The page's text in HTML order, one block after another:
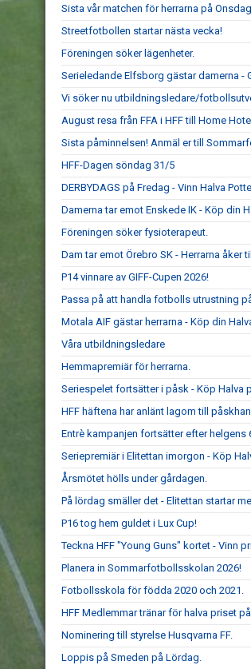
Sista vår matchen för herrarna på
Streetfotbollen startar nästa vecka!
Föreningen söker lägenheter.
Serieledande Elfsborg gästar damerna -
Vi söker nu utbildningsledare/
August resa från FFA i HFF till Home
Sista påminnelsen! Anmäl er till
HFF-Dagen söndag 31/5
DERBYDAGS på Fredag - Vinn Halva
Damerna tar emot Enskede IK - Köp din
Föreningen söker fysioterapeut.
Dam tar emot Örebro SK - Herrarna åker
P14 vinnare av GIFF-Cupen 2026!
Passa på att handla fotbolls utrustning
Motala AIF gästar herrarna - Köp din
Våra utbildningsledare
Hemmapremiär för herrarna.
Seriespelet fortsätter i påsk - Köp Halva
HFF häftena har anlänt lagom till
Entrè kampanjen fortsätter efter helgens
Seriepremiär i Elitettan imorgon - Köp
Årsmötet hölls under gårdagen.
På lördag smäller det - Elitettan startar
P16 tog hem guldet i Lux Cup!
Teckna HFF "Young Guns" kortet - Vinn
Planera in Sommarfotbollsskolan 2026!
Fotbollsskola för födda 2020 och 2021.
HFF Medlemmar tränar för halva priset
Nominering till styrelse Husqvarna FF.
Loppis på Smeden på Lördag.